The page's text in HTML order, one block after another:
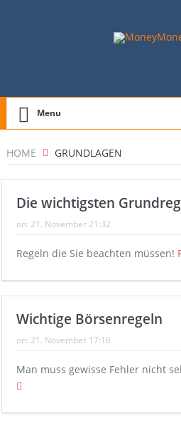
Menu
HOME GRUNDLAGEN
Die wichtigsten
on: 21. November 21:32
Regeln die Sie beachten müssen!
Wichtige Börsenregeln
on: 21. November 17:16
Man muss gewisse Fehler nicht